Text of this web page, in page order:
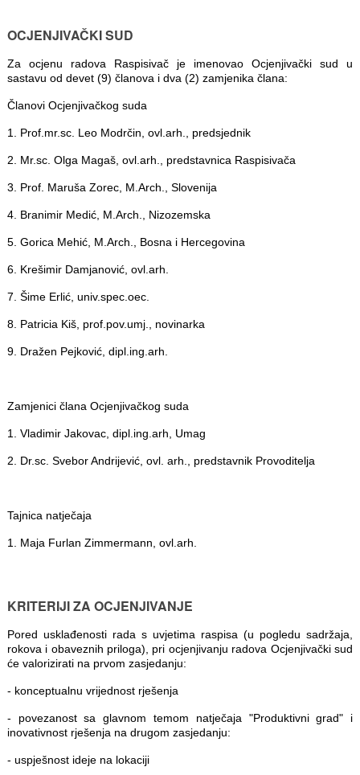
OCJENJIVAČKI SUD
Za ocjenu radova Raspisivač je imenovao Ocjenjivački sud u
sastavu od devet (9) članova i dva (2) zamjenika člana:
Članovi Ocjenjivačkog suda
1. Prof.mr.sc. Leo Modrčin, ovl.arh., predsjednik
2. Mr.sc. Olga Magaš, ovl.arh., predstavnica Raspisivača
3. Prof. Maruša Zorec, M.Arch., Slovenija
4. Branimir Medić, M.Arch., Nizozemska
5. Gorica Mehić, M.Arch., Bosna i Hercegovina
6. Krešimir Damjanović, ovl.arh.
7. Šime Erlić, univ.spec.oec.
8. Patricia Kiš, prof.pov.umj., novinarka
9. Dražen Pejković, dipl.ing.arh.
Zamjenici člana Ocjenjivačkog suda
1. Vladimir Jakovac, dipl.ing.arh, Umag
2. Dr.sc. Svebor Andrijević, ovl. arh., predstavnik Provoditelja
Tajnica natječaja
1. Maja Furlan Zimmermann, ovl.arh.
KRITERIJI ZA OCJENJIVANJE
Pored usklađenosti rada s uvjetima raspisa (u pogledu sadržaja,
rokova i obaveznih priloga), pri ocjenjivanju radova Ocjenjivački sud
će valorizirati na prvom zasjedanju:
- konceptualnu vrijednost rješenja
- povezanost sa glavnom temom natječaja "Produktivni grad" i
inovativnost rješenja na drugom zasjedanju:
- uspješnost ideje na lokaciji